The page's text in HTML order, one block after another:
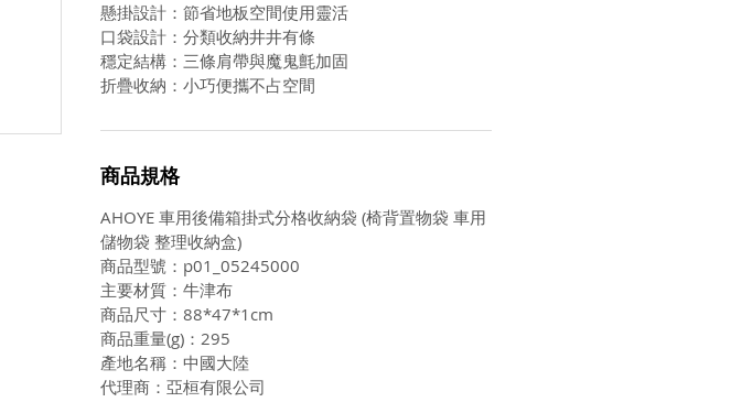
懸掛設計：節省地板空間使用靈活
口袋設計：分類收納井井有條
穩定結構：三條肩帶與魔鬼氈加固
折疊收納：小巧便攜不占空間
商品規格
AHOYE 車用後備箱掛式分格收納袋 (椅背置物袋 車用
儲物袋 整理收納盒)
商品型號：p01_05245000
主要材質：牛津布
商品尺寸：88*47*1cm
商品重量(g)：295
產地名稱：中國大陸
代理商：亞桓有限公司